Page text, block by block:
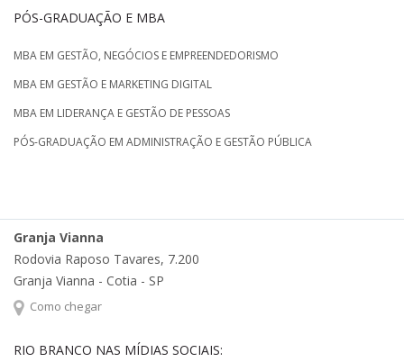
PÓS-GRADUAÇÃO E MBA
MBA EM GESTÃO, NEGÓCIOS E EMPREENDEDORISMO
MBA EM GESTÃO E MARKETING DIGITAL
MBA EM LIDERANÇA E GESTÃO DE PESSOAS
PÓS-GRADUAÇÃO EM ADMINISTRAÇÃO E GESTÃO PÚBLICA
Granja Vianna
Rodovia Raposo Tavares, 7.200
Granja Vianna - Cotia - SP
Como chegar
RIO BRANCO NAS MÍDIAS SOCIAIS: